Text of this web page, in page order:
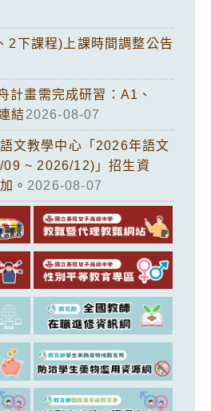
2下課程)上課時間調整公告
計畫需完成研習：A1、
結2026-08-07
文教學中心「2026年語文
09 ~ 2026/12)」招生資
。 2026-08-07